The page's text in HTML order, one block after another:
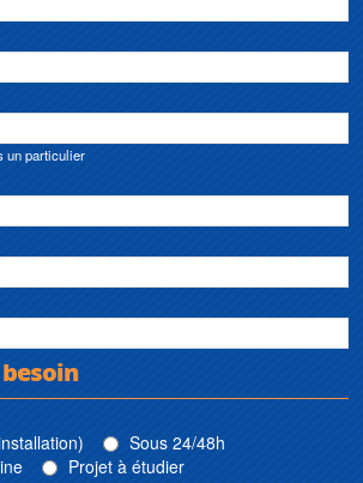
un particulier
Sous 24/48h
Projet à étudier